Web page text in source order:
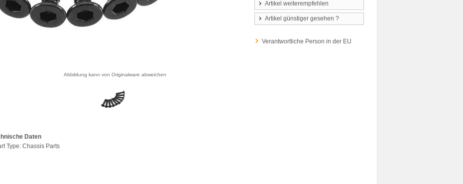
Abbildung kann von Originalware abweichen
Daten
Type: Chassis Parts
Artikel weiterempfehlen
Artikel günstiger gesehen ?
Verantwortliche Person in der EU